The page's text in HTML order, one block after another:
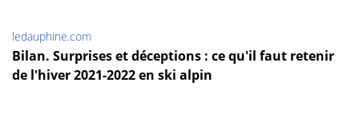
ledauphine.com
Bilan. Surprises et déceptions : ce qu'il faut retenir
de l'hiver 2021-2022 en ski alpin